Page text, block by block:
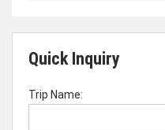
Quick Inquiry
Trip Name: